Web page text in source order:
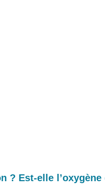
? Est-elle